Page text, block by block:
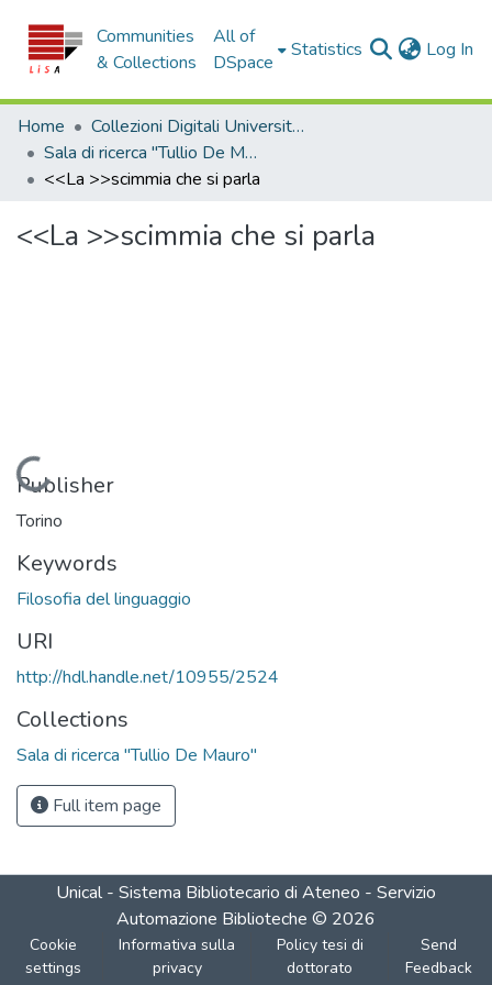
Communities
& Collections
All of
DSpace
Statistics Log In
Home
Collezioni Digitali Università della Calabria
Sala di ricerca "Tullio De Mauro"
<<La >>scimmia che si parla
<<La >>scimmia che si parla
Loading...
Publisher
Torino
Keywords
Filosofia del linguaggio
URI
http://hdl.handle.net/10955/2524
Collections
Sala di ricerca "Tullio De Mauro"
Full item page
Unical - Sistema Bibliotecario di Ateneo - Servizio
Automazione Biblioteche © 2026
Cookie
settings
Informativa sulla
privacy
Policy tesi di
dottorato
Send
Feedback